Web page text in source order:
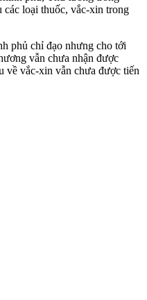
các loại thuốc, vắc-xin trong
phủ chỉ đạo nhưng cho tới
vẫn chưa nhận được
về vắc-xin vẫn chưa được tiến